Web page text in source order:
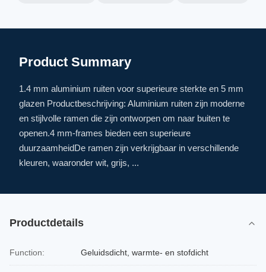
Product Summary
1.4 mm aluminium ruiten voor superieure sterkte en 5 mm
glazen Productbeschrijving: Aluminium ruiten zijn moderne
en stijlvolle ramen die zijn ontworpen om naar buiten te
openen.4 mm-frames bieden een superieure
duurzaamheidDe ramen zijn verkrijgbaar in verschillende
kleuren, waaronder wit, grijs, ...
Productdetails
Function: Geluidsdicht, warmte- en stofdicht